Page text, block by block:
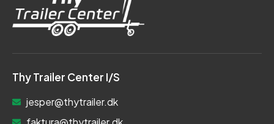
Thy Trailer Center I/S
jesper@thytrailer.dk